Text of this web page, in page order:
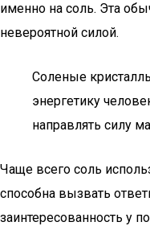
именно на соль. Эта
невероятной силой.
Соленые
энергетику
направлять силу
Чаще всего соль
способна вызвать
заинтересованность у